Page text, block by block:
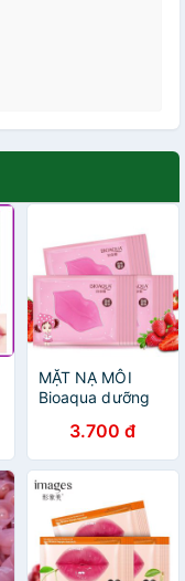
MẶT NẠ MÔI
Bioaqua dưỡng
thâm3.700 đ